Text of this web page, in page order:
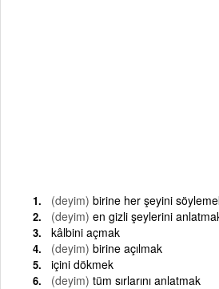
(deyim) birine her şeyini
(deyim) en gizli şeylerini
kâlbini açmak
(deyim) birine açılmak
içini dökmek
(deyim) tüm sırlarını anlatmak